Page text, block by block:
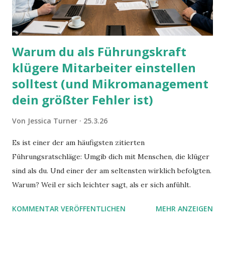
Warum du als Führungskraft
klügere Mitarbeiter einstellen
solltest (und Mikromanagement
dein größter Fehler ist)
Von Jessica Turner 25.3.26
Es ist einer der am häufigsten zitierten
Führungsratschläge: Umgib dich mit Menschen, die klüger
sind als du. Und einer der am seltensten wirklich befolgten.
Warum? Weil er sich leichter sagt, als er sich anfühlt.
KOMMENTAR VERÖFFENTLICHEN MEHR ANZEIGEN